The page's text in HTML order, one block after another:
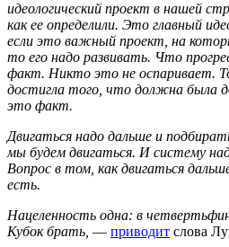
идеологический проект в нашей
как ее определили. Это главный
если это важный проект, на
то его надо развивать. Что
факт. Никто это не оспаривает.
достигла того, что должна была
это факт.
Двигаться надо дальше и
мы будем двигаться. И систему
Вопрос в том, как двигаться
есть.
Нацеленность одна: в
Кубок брать, — приводит слова